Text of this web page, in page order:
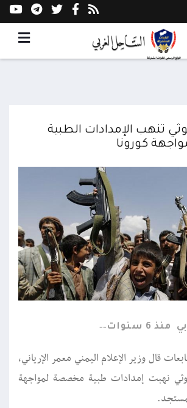
تنهب الإمدادات الطبية
كورونا
منذ 6 سنوات
قال وزير الإعلام اليمني معمر الإرياني،
نهبت إمدادات طبية مخصصة لمواجهة